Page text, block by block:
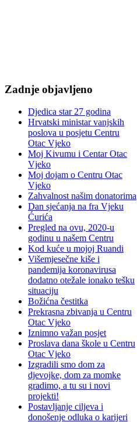
Zadnje objavljeno
Djedica star 27 godina
Hrvatski ministar vanjskih
poslova u posjetu Centru
Otac Vjeko
Moj Kivumu i Centar Otac
Vjeko
Moj dojam o Centru Otac
Vjeko
Zahvalnost našim donatorima
Dan sjećanja na fra Vjeku
Ćurića
Pregled na ovu, 2020-u
godinu u našem Centru
Kod kuće u mojoj Ruandi
Višemjesečne kiše i
pandemija koronavirusa
dodatno otežale ionako tešku
situaciju
Božićna čestitka
Prekrasna zbivanja u Centru
Otac Vjeko
Iznimno važan posjet
Proslava dana škole u Centru
Otac Vjeko
Izgradili smo dom za
djevojke, dom za momke
gradimo, a tu su i novi
projekti!
Postavljanje ciljeva i
donošenje odluka o karijeri